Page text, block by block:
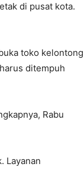
di pusat kota.
toko kelontong
ditempuh
Rabu
Layanan